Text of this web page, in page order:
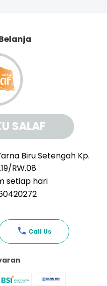
SALAF
Biru Setengah Kp.
RW.08
setiap hari
Call Us